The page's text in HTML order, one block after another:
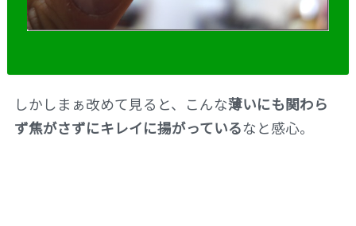
しかしまぁ改めて見ると、こんな薄いにも関わら
ず焦がさずにキレイに揚がっているなと感心。